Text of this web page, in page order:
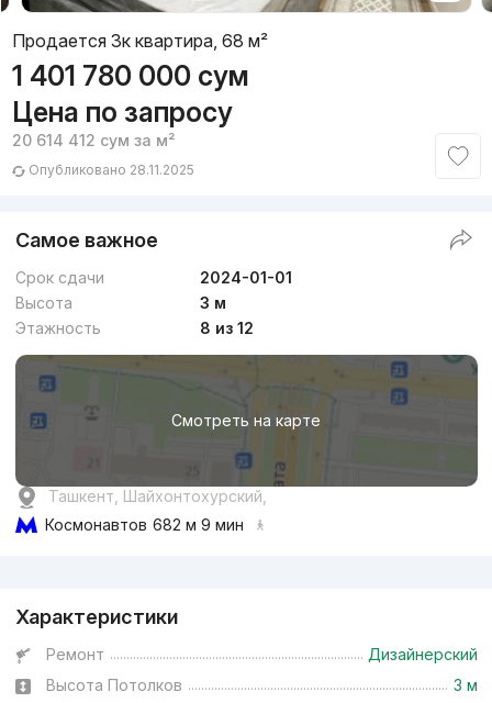
Продается 3к квартира, 68 м²
1 401 780 000 сум
Цена по запросу
20 614 412 сум за м²
Опубликовано 28.11.2025
Самое важное
Срок сдачи
2024-01-01
Высота
3 м
Этажность
8 из 12
Смотреть на карте
Ташкент, Шайхонтохурский,
Космонавтов 682 м 9 мин
Характеристики
Ремонт
Дизайнерский
Высота Потолков
3 м